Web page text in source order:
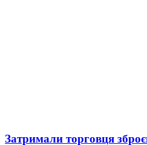
Затримали торговця